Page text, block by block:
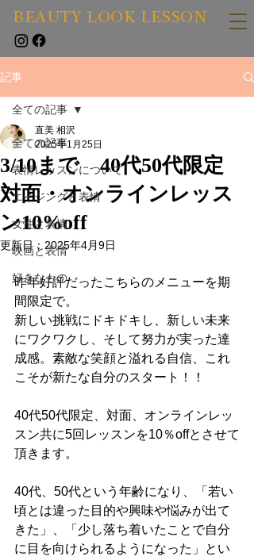
BEAUTY LOOK LESSON
記事
全ての記事
表情レッスンについて
エイジングと表情
女性と表情
映画と表情
好きなもの
全ての記事
3/10まで 40代50代限定
対面・オンラインレッス
ン10%off
直美 相沢
2025年1月25日
更新日： 2025年4月9日
昨年好評だったこちらのメニューを期
間限定で。
新しい挑戦にドキドキし、新しい未来
にワクワクし、そして努力が実った達
成感。素敵な笑顔と溢れる自信、これ
こそが新たな自分のスタート！！
40代50代限定、対面、オンラインレッ
スン共に5回レッスンを10％offとさせて
頂きます。
40代、50代という年齢になり、「若い
頃とは違った目的や興味や悩みが出て
きた」、「少し落ち着いたことで自分
に目を向けられるようになった」とい